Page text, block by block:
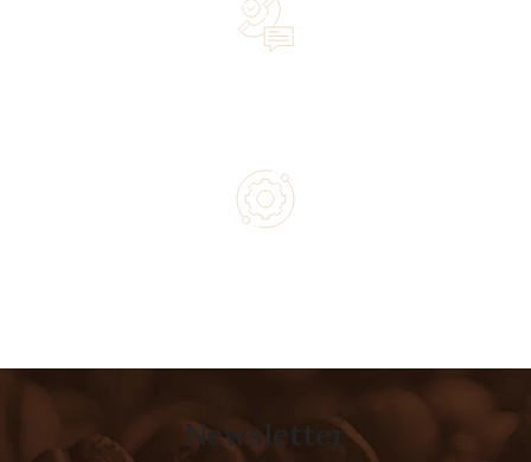
Newsletter